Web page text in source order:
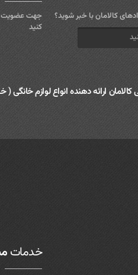
کالامان با خبر شوید؟
جهت عضویت
کنید
ارائه دهنده انواع لوازم خانگی (
خدمات